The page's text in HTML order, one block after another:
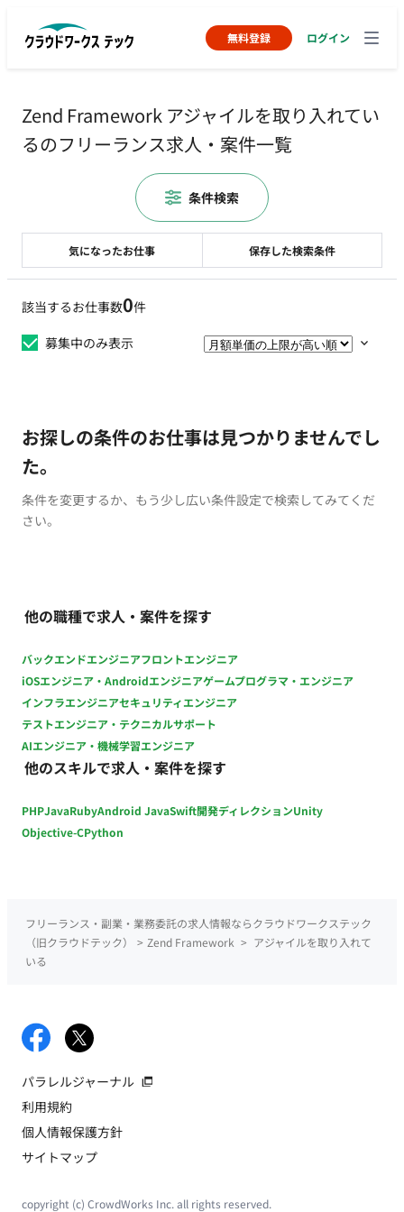
無料登録 ログイン
Zend Framework アジャイルを取り入れてい
るのフリーランス求人・案件一覧
該当するお仕事数0件
募集中のみ表示
お探しの条件のお仕事は見つかりませんでし
た。
条件を変更するか、もう少し広い条件設定で検索してみてくだ
さい。
他の職種で求人・案件を探す
バックエンドエンジニアフロントエンジニア
iOSエンジニア・Androidエンジニアゲームプログラマ・エンジニア
インフラエンジニアセキュリティエンジニア
テストエンジニア・テクニカルサポート
AIエンジニア・機械学習エンジニア
他のスキルで求人・案件を探す
PHPJavaRubyAndroid JavaSwift開発ディレクションUnity
Objective-CPython
気になったお仕事 保存した検索条件
条件検索
フリーランス・副業・業務委託の求人情報ならクラウドワークステック
（旧クラウドテック）
> Zend Framework > アジャイルを取り入れて
いる
パラレルジャーナル
利用規約
個人情報保護方針
サイトマップ
copyright (c) CrowdWorks Inc. all rights reserved.